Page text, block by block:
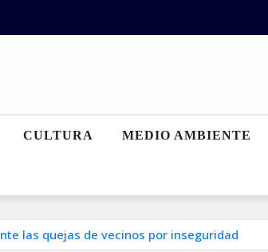
CULTURA MEDIO AMBIENTE
las quejas de vecinos por inseguridad